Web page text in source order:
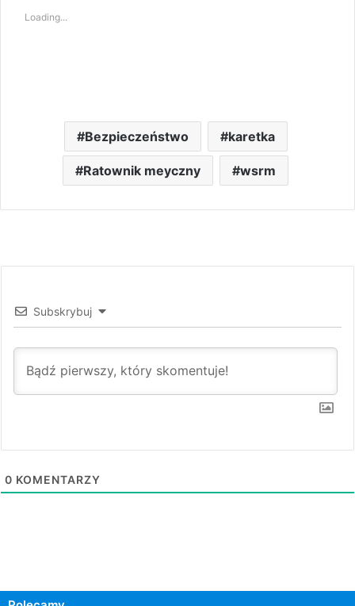
Loading...
Bezpieczeństwo karetka
Ratownik meyczny wsrm
Subskrybuj
0 KOMENTARZY